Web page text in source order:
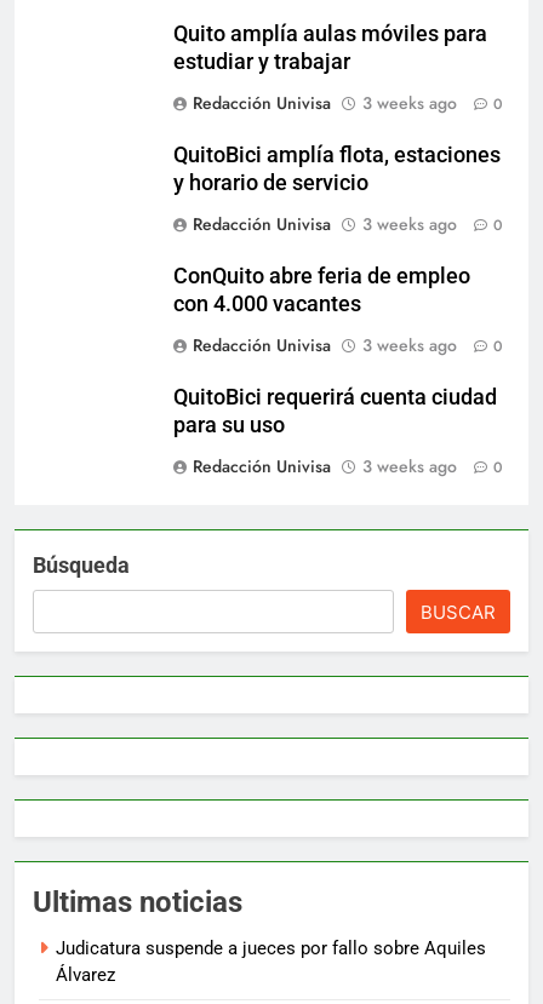
Quito amplía aulas móviles para
estudiar y trabajar
Redacción Univisa
3 weeks ago 0
QuitoBici amplía flota, estaciones
y horario de servicio
Redacción Univisa
3 weeks ago 0
ConQuito abre feria de empleo
con 4.000 vacantes
Redacción Univisa
3 weeks ago 0
QuitoBici requerirá cuenta ciudad
para su uso
Redacción Univisa
3 weeks ago 0
Búsqueda
BUSCAR
Ultimas noticias
Judicatura suspende a jueces por fallo sobre Aquiles
Álvarez